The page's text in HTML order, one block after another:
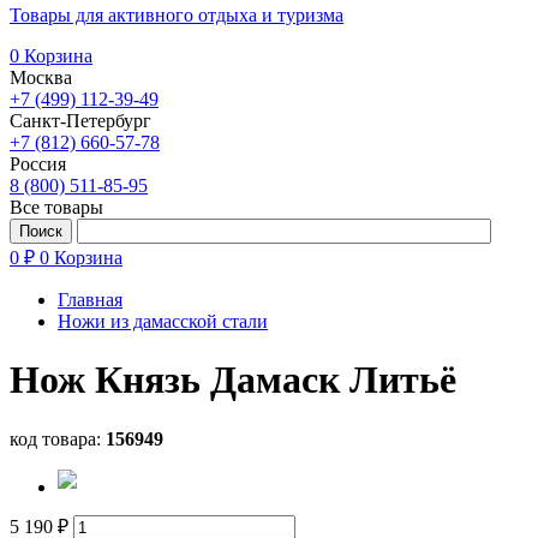
Товары для активного отдыха и туризма
0 Корзина
Москва
+7 (499) 112-39-49
Санкт-Петербург
+7 (812) 660-57-78
Россия
8 (800) 511-85-95
Все товары
0 ₽ 0 Корзина
Главная
Ножи из дамасской стали
Нож Князь Дамаск Литьё
код товара: 156949
5 190 ₽